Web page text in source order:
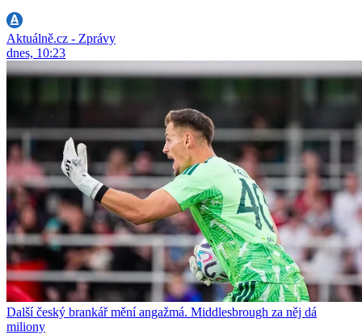
Aktuálně.cz - Zprávy
dnes, 10:23
Další český brankář mění angažmá. Middlesbrough za něj dá
miliony